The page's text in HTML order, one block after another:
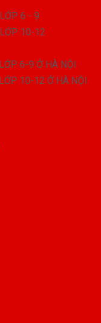
6 - 9
10-12
6-9 Ở HÀ NỘI
10-12 Ở HÀ NỘI